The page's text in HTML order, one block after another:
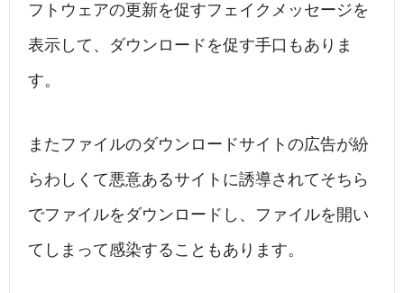
フトウェアの更新を促すフェイクメッセージを
表示して、ダウンロードを促す手口もありま
す。
またファイルのダウンロードサイトの広告が紛
らわしくて悪意あるサイトに誘導されてそちら
でファイルをダウンロードし、ファイルを開い
てしまって感染することもあります。